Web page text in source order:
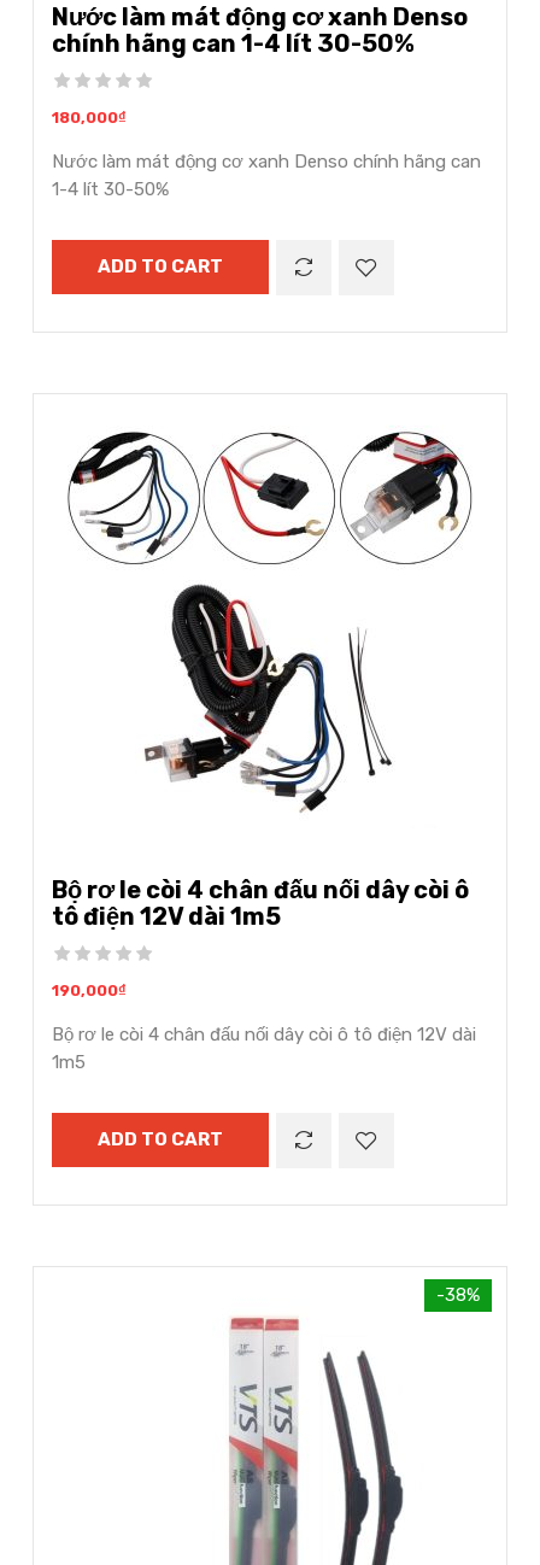
Nước làm mát động cơ xanh Denso
chính hãng can 1-4 lít 30-50%
180,000₫
Nước làm mát động cơ xanh Denso chính hãng can
1-4 lít 30-50%
ADD TO CART
Bộ rơ le còi 4 chân đấu nối dây còi ô
tô điện 12V dài 1m5
190,000₫
Bộ rơ le còi 4 chân đấu nối dây còi ô tô điện 12V dài
1m5
ADD TO CART
-38%